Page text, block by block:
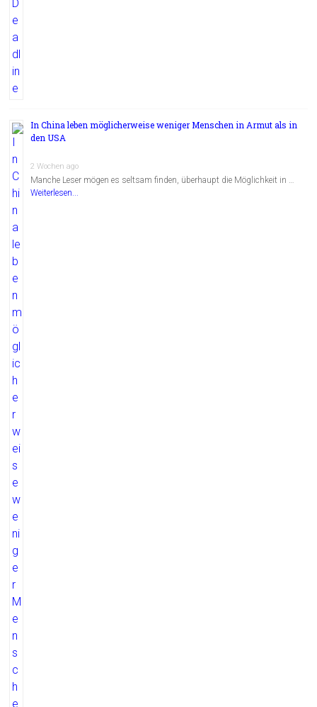
In China leben möglicherweise weniger Menschen in Armut als in
den USA
2 Wochen ago
Manche Leser mögen es seltsam finden, überhaupt die Möglichkeit in …
Weiterlesen...